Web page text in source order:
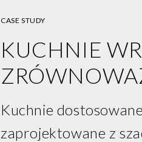
CASE STUDY
KUCHNIE
Kuchnie
zaprojektowane z